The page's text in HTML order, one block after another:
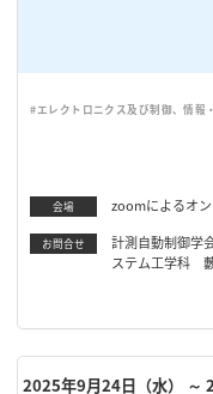
#エレクトロニクス及び制御、情
会場 zoomによるオ
お問合せ
計測自動制御
ステム工学科
2025年9月24日（水） ～